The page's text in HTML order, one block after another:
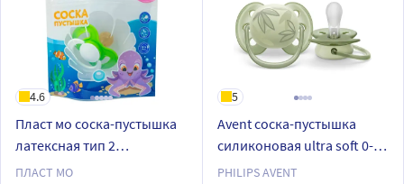
4.6
Пласт мо соска-пустышка
латексная тип 2
исполнение б бантик
ПЛАСТ МО
5
Avent соска-пустышка
силиконовая ultra soft 0-6
мес 1 шт. scf092/02
PHILIPS AVENT